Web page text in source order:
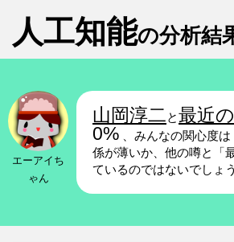
人工知能の分析結
エーアイち
ゃん
山岡淳二と最近
0% 、みんなの関心度は
係が薄いか、他の噂と「
ているのではないでしょう